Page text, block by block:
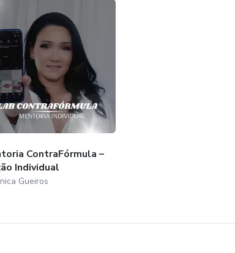
ContraFórmula –
Individual
Gueiros